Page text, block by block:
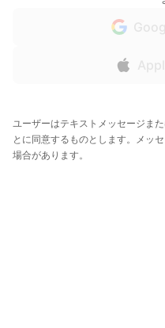
ユーザーはテキストメッセージま
とに同意するものとします。メッ
場合があります。